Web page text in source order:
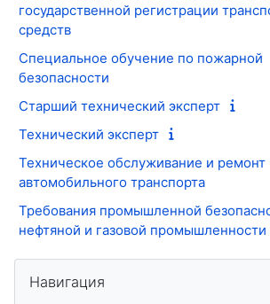
государственной регистрации
средств
Специальное обучение по пожарной
безопасности
Старший технический эксперт
Технический эксперт
Техническое обслуживание и ремонт
автомобильного транспорта
Требования промышленной
нефтяной и газовой промышленности
Блоки
Навигация